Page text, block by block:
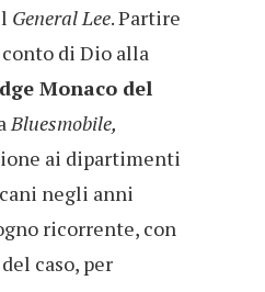
General Lee. Partire
di Dio alla
Monaco del
Bluesmobile,
ai dipartimenti
negli anni
ricorrente, con
caso, per